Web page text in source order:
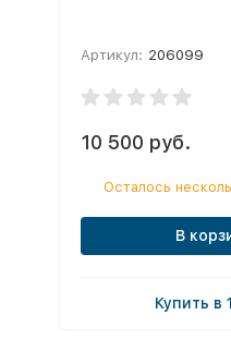
Артикул: 206099
10 500 руб.
Осталось
В
Купить в